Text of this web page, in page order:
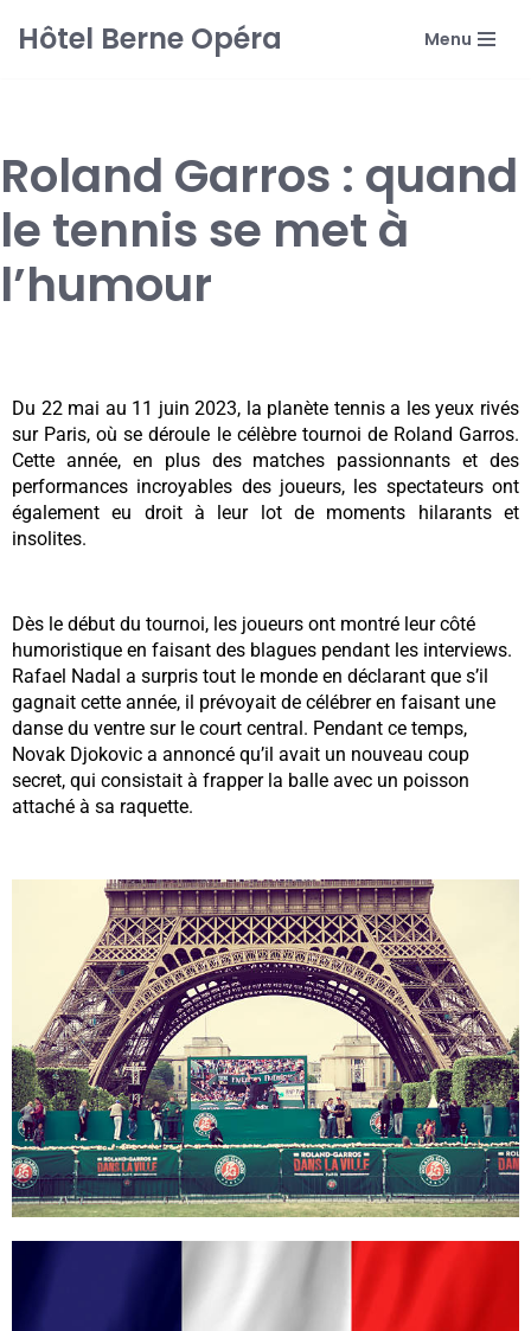
Hôtel Berne Opéra Menu
Roland Garros : quand
le tennis se met à
l’humour
Du 22 mai au 11 juin 2023, la planète tennis a les yeux rivés
sur Paris, où se déroule le célèbre tournoi de Roland Garros.
Cette année, en plus des matches passionnants et des
performances incroyables des joueurs, les spectateurs ont
également eu droit à leur lot de moments hilarants et
insolites.
Dès le début du tournoi, les joueurs ont montré leur côté
humoristique en faisant des blagues pendant les interviews.
Rafael Nadal a surpris tout le monde en déclarant que s’il
gagnait cette année, il prévoyait de célébrer en faisant une
danse du ventre sur le court central. Pendant ce temps,
Novak Djokovic a annoncé qu’il avait un nouveau coup
secret, qui consistait à frapper la balle avec un poisson
attaché à sa raquette.